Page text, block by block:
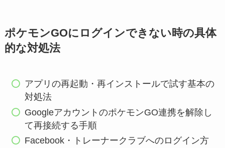
ポケモンGOにログインできない時の具体
的な対処法
アプリの再起動・再インストールで試す基本の
対処法
GoogleアカウントのポケモンGO連携を解除し
て再接続する手順
Facebook・トレーナークラブへのログイン方